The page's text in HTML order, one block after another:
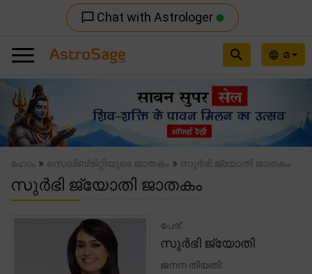
chat_bubble_outline Chat with Astrologer
language മ
search
Previous
ഹോം » സെലിബ്രിറ്റിയുടെ ജാതകം » സുർഭി ജ്യോതി ജാതകം
സുർഭി ജ്യോതി ജാതകം
പേര്:
സുർഭി ജ്യോതി
ജനന തിയതി: